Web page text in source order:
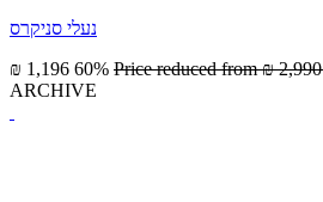
נעלי סניקרס
₪ 1,196 60% Price reduced from₪ 2,990
ARCHIVE